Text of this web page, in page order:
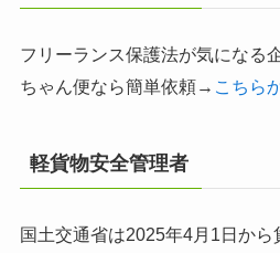
フリーランス保護法が気になる
ちゃん便なら簡単依頼→ こちら
軽貨物安全管理者
国土交通省は2025年4月1日か